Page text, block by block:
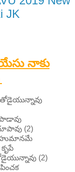
JK
నాకు
(2)
(2)